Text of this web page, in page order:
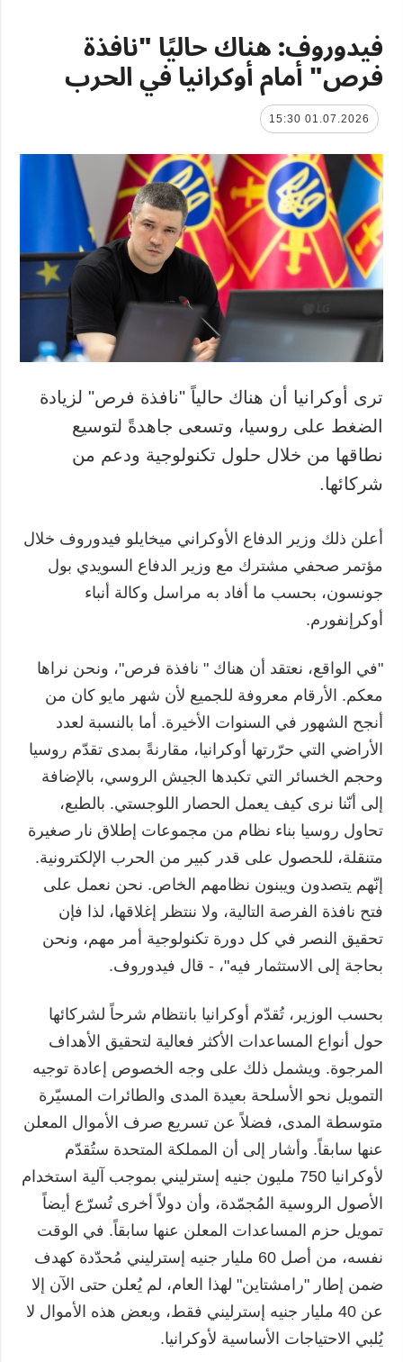
فيدوروف: هناك حاليًا "نافذة
فرص" أمام أوكرانيا في الحرب
01.07.2026 15:30
ترى أوكرانيا أن هناك حالياً "نافذة فرص" لزيادة
الضغط على روسيا، وتسعى جاهدةً لتوسيع
نطاقها من خلال حلول تكنولوجية ودعم من
شركائها.
أعلن ذلك وزير الدفاع الأوكراني ميخايلو فيدوروف خلال
مؤتمر صحفي مشترك مع وزير الدفاع السويدي بول
جونسون، بحسب ما أفاد به مراسل وكالة أنباء
أوكرإنفورم.
"في الواقع، نعتقد أن هناك " نافذة فرص"، ونحن نراها
معكم. الأرقام معروفة للجميع لأن شهر مايو كان من
أنجح الشهور في السنوات الأخيرة. أما بالنسبة لعدد
الأراضي التي حرّرتها أوكرانيا، مقارنةً بمدى تقدّم روسيا
وحجم الخسائر التي تكبدها الجيش الروسي، بالإضافة
إلى أنّنا نرى كيف يعمل الحصار اللوجستي. بالطبع،
تحاول روسيا بناء نظام من مجموعات إطلاق نار صغيرة
متنقلة، للحصول على قدر كبير من الحرب الإلكترونية.
إنّهم يتصدون ويبنون نظامهم الخاص. نحن نعمل على
فتح نافذة الفرصة التالية، ولا ننتظر إغلاقها، لذا فإن
تحقيق النصر في كل دورة تكنولوجية أمر مهم، ونحن
بحاجة إلى الاستثمار فيه"، - قال فيدوروف.
بحسب الوزير، تُقدّم أوكرانيا بانتظام شرحاً لشركائها
حول أنواع المساعدات الأكثر فعالية لتحقيق الأهداف
المرجوة. ويشمل ذلك على وجه الخصوص إعادة توجيه
التمويل نحو الأسلحة بعيدة المدى والطائرات المسيّرة
متوسطة المدى، فضلاً عن تسريع صرف الأموال المعلن
عنها سابقاً. وأشار إلى أن المملكة المتحدة ستُقدّم
لأوكرانيا 750 مليون جنيه إسترليني بموجب آلية استخدام
الأصول الروسية المُجمّدة، وأن دولاً أخرى تُسرّع أيضاً
تمويل حزم المساعدات المعلن عنها سابقاً. في الوقت
نفسه، من أصل 60 مليار جنيه إسترليني مُحدّدة كهدف
ضمن إطار "رامشتاين" لهذا العام، لم يُعلن حتى الآن إلا
عن 40 مليار جنيه إسترليني فقط، وبعض هذه الأموال لا
يُلبي الاحتياجات الأساسية لأوكرانيا.